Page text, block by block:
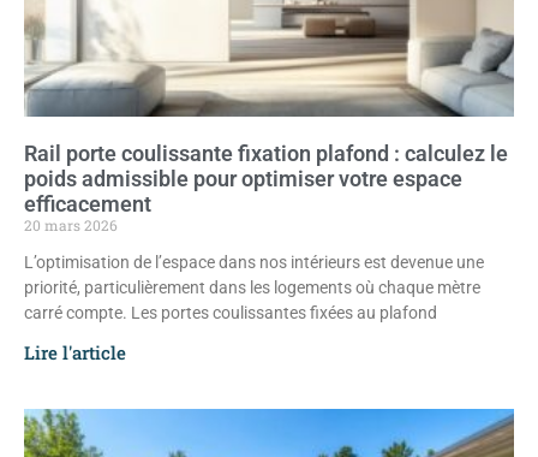
Rail porte coulissante fixation plafond : calculez le
poids admissible pour optimiser votre espace
efficacement
20 mars 2026
L’optimisation de l’espace dans nos intérieurs est devenue une
priorité, particulièrement dans les logements où chaque mètre
carré compte. Les portes coulissantes fixées au plafond
Lire l'article